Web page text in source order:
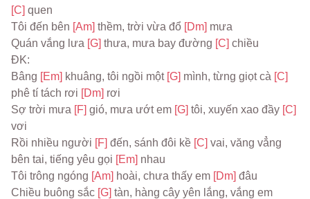
[C] quen
Tôi đến bên [Am] thềm, trời vừa đổ [Dm] mưa
Quán vắng lưa [G] thưa, mưa bay đường [C] chiều
ĐK:
Bâng [Em] khuâng, tôi ngồi một [G] mình, từng giọt cà
phê tí tách rơi [Dm] rơi
Sợ trời mưa [F] gió, mưa ướt em [G] tôi, xuyến xao đầy
vơi
Rồi nhiều người [F] đến, sánh đôi kề [C] vai, văng vẳng
bên tai, tiếng yêu gọi [Em] nhau
Tôi trông ngóng [Am] hoài, chưa thấy em [Dm] đâu
Chiều buông sắc [G] tàn, hàng cây yên lắng, vắng em